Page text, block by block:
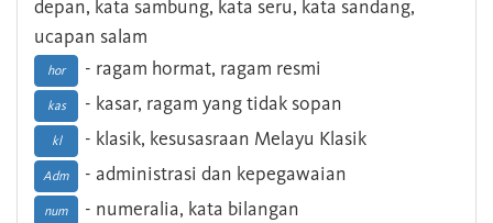
depan, kata sambung, kata seru, kata sandang,
ucapan salam
hor - ragam hormat, ragam resmi
kas - kasar, ragam yang tidak sopan
kl - klasik, kesusasraan Melayu Klasik
Adm - administrasi dan kepegawaian
num - numeralia, kata bilangan